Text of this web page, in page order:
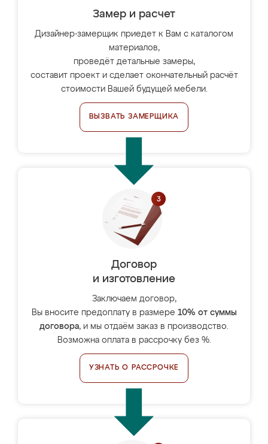
Замер и расчет
Дизайнер-замерщик приедет к Вам с каталогом
материалов,
проведёт детальные замеры,
составит проект и сделает окончательный расчёт
стоимости Вашей будущей мебели.
ВЫЗВАТЬ ЗАМЕРЩИКА
Договор
и изготовление
Заключаем договор,
Вы вносите предоплату в размере 10% от суммы
договора, и мы отдаём заказ в производство.
Возможна оплата в рассрочку без %.
УЗНАТЬ О РАССРОЧКЕ